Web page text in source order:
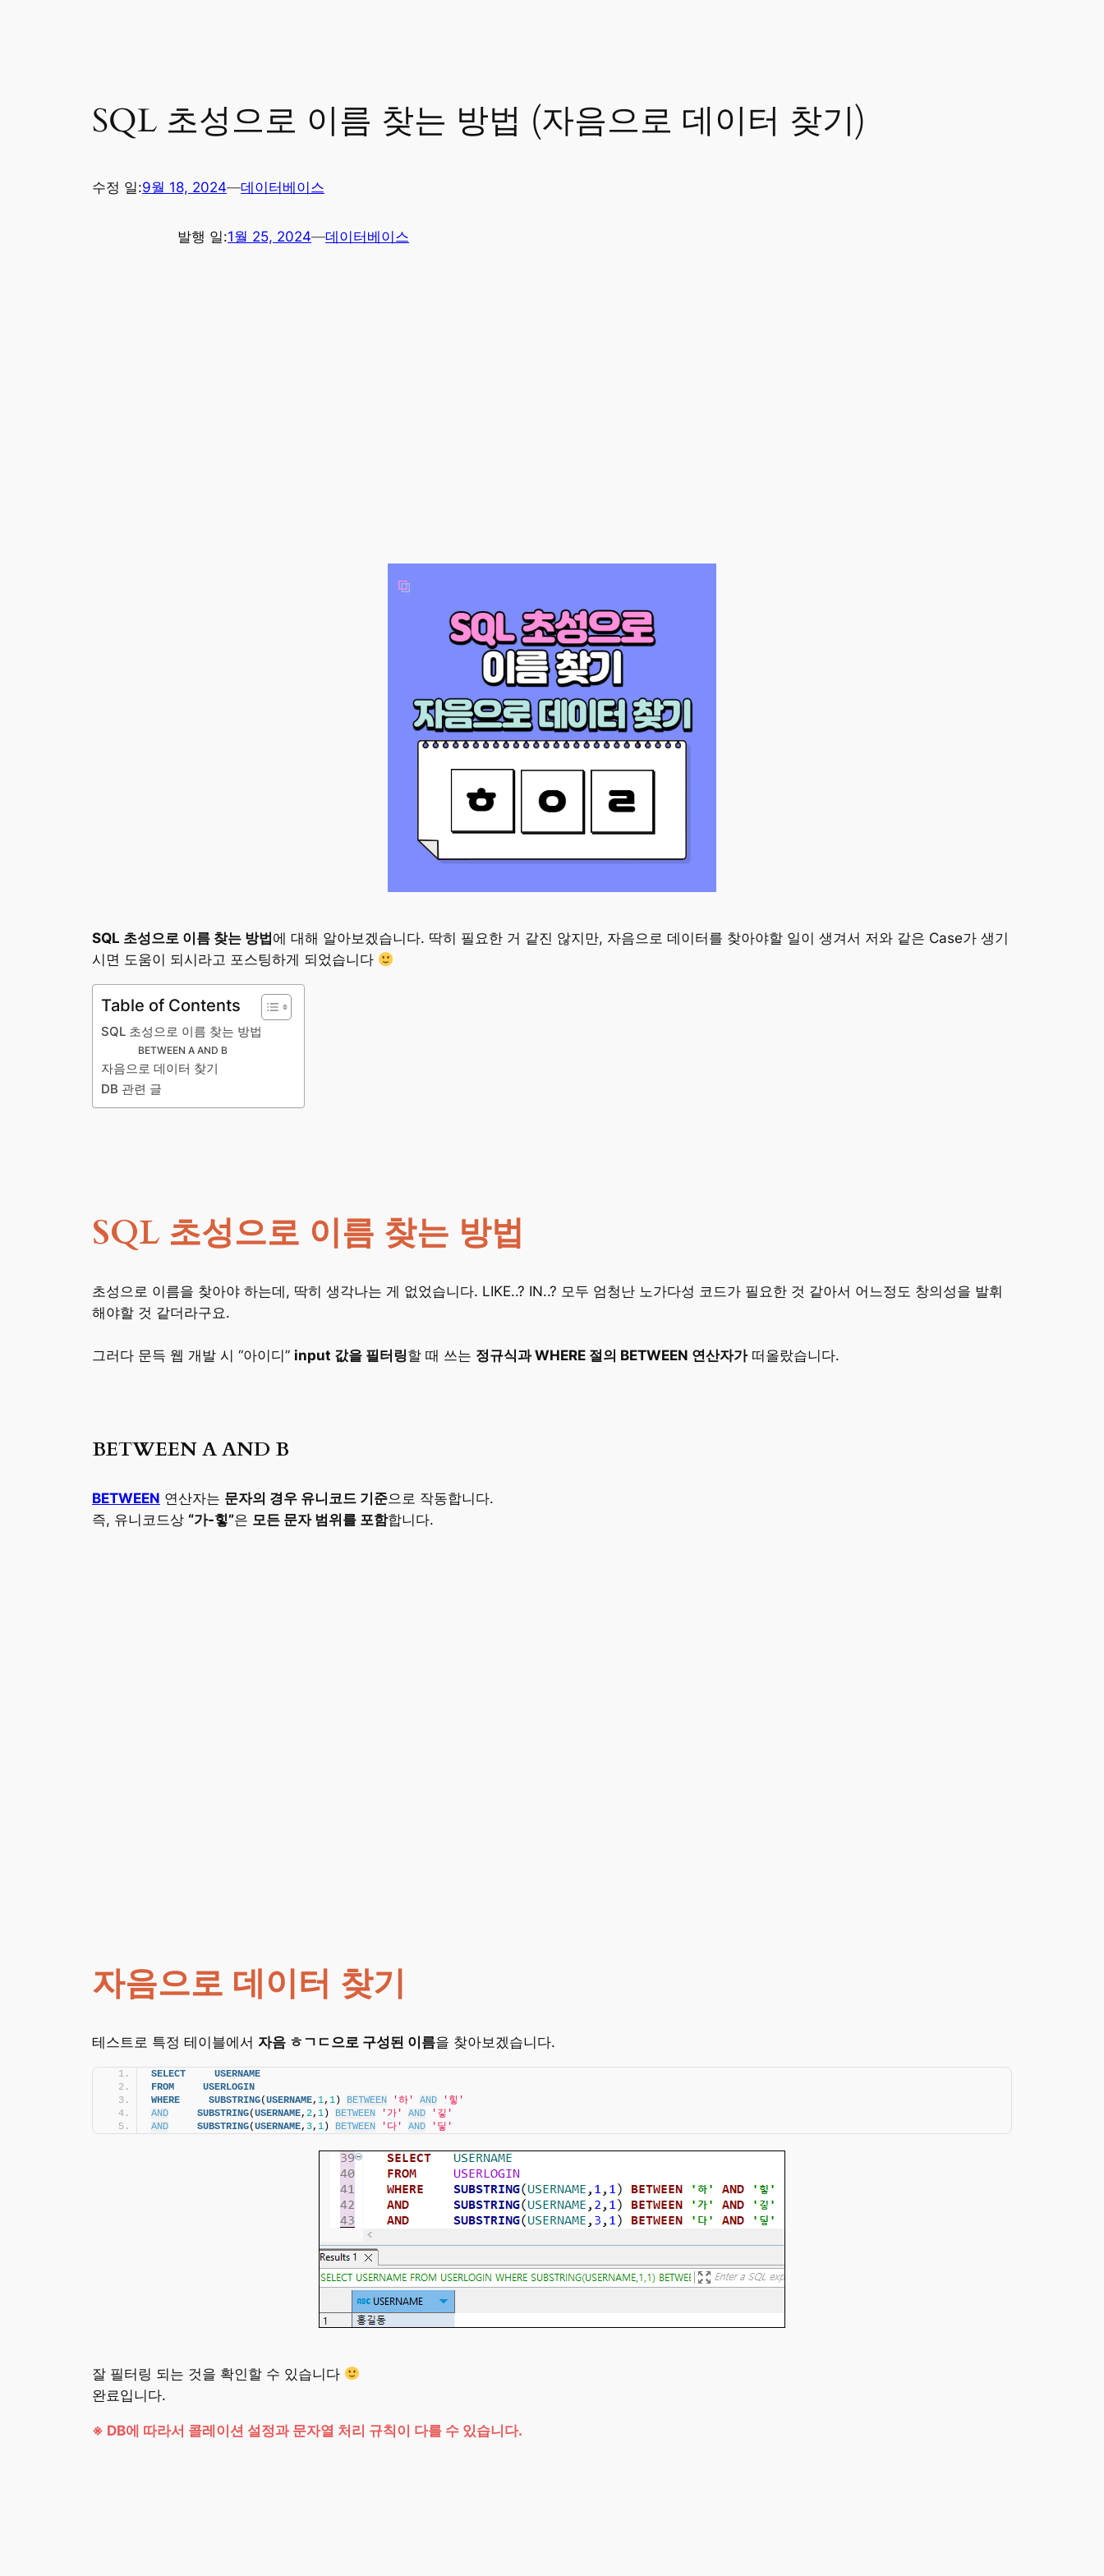
SQL 초성으로 이름 찾는 방법 (자음으로 데이터 찾기)
수정 일:9월 18, 2024—데이터베이스
발행 일:1월 25, 2024—데이터베이스
SQL 초성으로 이름 찾는 방법에 대해 알아보겠습니다. 딱히 필요한 거 같진 않지만, 자음으로 데이터를 찾아야할 일이 생겨서 저와 같은 Case가 생기
시면 도움이 되시라고 포스팅하게 되었습니다
Table of Contents
SQL 초성으로 이름 찾는 방법
BETWEEN A AND B
자음으로 데이터 찾기
DB 관련 글
SQL 초성으로 이름 찾는 방법
초성으로 이름을 찾아야 하는데, 딱히 생각나는 게 없었습니다. LIKE..? IN..? 모두 엄청난 노가다성 코드가 필요한 것 같아서 어느정도 창의성을 발휘
해야할 것 같더라구요.
그러다 문득 웹 개발 시 “아이디” input 값을 필터링할 때 쓰는 정규식과 WHERE 절의 BETWEEN 연산자가떠올랐습니다.
BETWEEN A AND B
BETWEEN 연산자는 문자의 경우 유니코드 기준으로 작동합니다.
즉, 유니코드상 “가-힣”은 모든 문자 범위를 포함합니다.
자음으로 데이터 찾기
테스트로 특정 테이블에서 자음 ㅎㄱㄷ으로 구성된 이름을 찾아보겠습니다.
SELECT
USERNAME
FROM
USERLOGIN
WHERE
SUBSTRING(USERNAME, 1, 1 ) BETWEEN '하' AND
'힣'
AND
SUBSTRING(USERNAME, 2, 1 ) BETWEEN '가' AND
'깋'
AND
SUBSTRING(USERNAME, 3, 1 ) BETWEEN '다' AND '딯'
잘 필터링 되는 것을 확인할 수 있습니다
완료입니다.
※ DB에 따라서 콜레이션 설정과 문자열 처리 규칙이 다를 수 있습니다.